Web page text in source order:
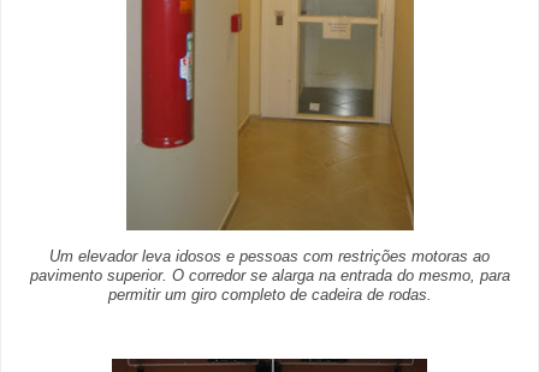
Um elevador leva idosos e pessoas com restrições motoras ao
pavimento superior. O corredor se alarga na entrada do mesmo, para
permitir um giro completo de cadeira de rodas.